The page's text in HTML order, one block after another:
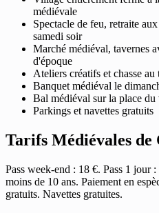
médiévale
Spectacle de feu, retraite
samedi soir
Marché médiéval, tavernes
d'époque
Ateliers créatifs et chasse
Banquet médiéval le
Bal médiéval sur la place du
Parkings et navettes gratuits
Tarifs Médiévales de
Pass week-end : 18 €. Pass 1 jour
moins de 10 ans. Paiement en
gratuits. Navettes gratuites.